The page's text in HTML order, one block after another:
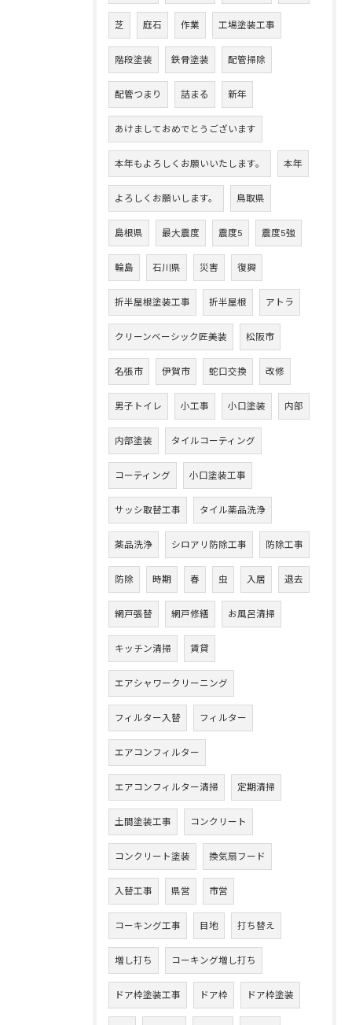
芝 庭石 作業 工場塗装工事
階段塗装 鉄骨塗装 配管掃除
配管つまり 詰まる 新年
あけましておめでとうございます
本年もよろしくお願いいたします。 本年
よろしくお願いします。 鳥取県
島根県 最大震度 震度5 震度5強
輪島 石川県 災害 復興
折半屋根塗装工事 折半屋根 アトラ
クリーンベーシック匠美装 松阪市
名張市 伊賀市 蛇口交換 改修
男子トイレ 小工事 小口塗装 内部
内部塗装 タイルコーティング
コーティング 小口塗装工事
サッシ取替工事 タイル薬品洗浄
薬品洗浄 シロアリ防除工事 防除工事
防除 時期 春 虫 入居 退去
網戸張替 網戸修繕 お風呂清掃
キッチン清掃 賃貸
エアシャワークリーニング
フィルター入替 フィルター
エアコンフィルター
エアコンフィルター清掃 定期清掃
土間塗装工事 コンクリート
コンクリート塗装 換気扇フード
入替工事 県営 市営
コーキング工事 目地 打ち替え
増し打ち コーキング増し打ち
ドア枠塗装工事 ドア枠 ドア枠塗装